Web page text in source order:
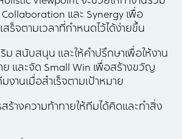
และ Synergy เพื่อ
ร็จตามเวลาที่กำหนดไว้ได้ง่ายขึ้น
ม สนับสนุน และให้คำปรึกษาเพื่อให้งาน
ย และจัด Small Win เพื่อสร้างขวัญ
งานเมื่อสำเร็จตามเป้าหมาย
สร้างความท้าทายให้ทีมได้คิดและทำสิ่ง